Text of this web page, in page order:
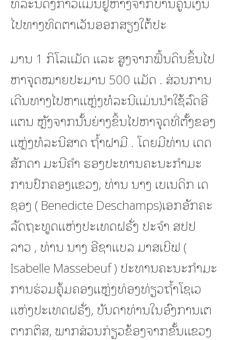
ໄປທາງທິດຕາເວັນອອກສຽງໃຕ້ປະ
ມານ 1 ກິໂລແມັດ ແລະ ສູງຈາກພື້ນດິນຂຶ້ນໄປ
ຫາຈຸດໝາຍປະມານ 500 ແມັດ . ສ່ວນການ
ເດີນທາງໄປຫາແຫຼ່ງທໍລະນີແມ່ນນໍາໃຊ້ລົດອີ
ແຕນ ຫຼັງຈາກນັ້ນຍ່າງຂຶ້ນໄປຫາຈຸດທີ່ຕັ້ງຂອງ
ແຫຼ່ງທໍລະນີສາດ ຖໍ້າຝາມື . ໂດຍມີທ່ານ ເດດ
ສັກດາ ມະນີຄໍາ ຮອງປະທານຄະນະກໍາມະ
ການປົກຄອງແຂວງ, ທ່ານ ນາງ ເບເນດິກ ເດ
ຊອງ ( Benedicte Deschamps)ເອກອັກຄະ
ລັດຖະທູດແຫ່ງປະເທດຝຣັ່ງ ປະຈໍາ ສປປ
ລາວ , ທ່ານ ນາງ ອີຊາແບລ ມາສເບີຟ (
Isabelle Massebeuf ) ປະທານຄະນະກໍາມະ
ການຮ່ວມຄຸ້ມຄອງແຫຼ່ງທ່ອງທ່ຽວຖໍ້າໂຊເວ
ແຫ່ງປະເທດຝຣັ່ງ, ບັນດາທ່ານໃນອົງການເຕ
ຕາກຕິສ, ພາກສ່ວນກ່ຽວຂ້ອງຈາກຂັ້ນແຂວງ